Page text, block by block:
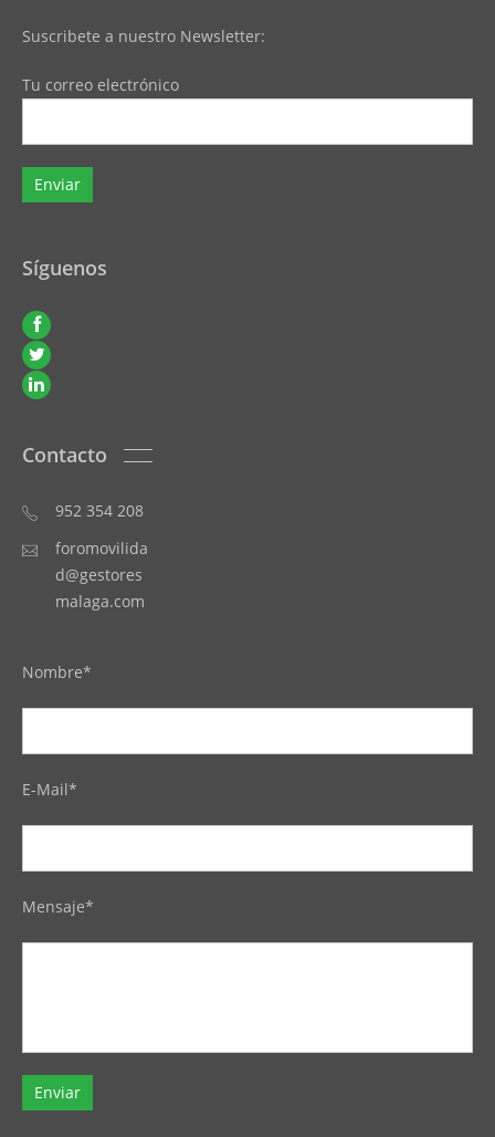
Suscribete a nuestro Newsletter:
Tu correo electrónico
Síguenos
Contacto
952 354 208
foromovilida
d@gestores
malaga.com
Nombre*
E-Mail*
Mensaje*